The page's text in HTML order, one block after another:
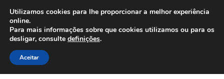
ENVIO a partir de 7 EUR
Seg-Sex, das 9h às 16h800 500 967
Ir
para
a
Saltar
para
o
Utilizamos cookies para lhe proporcionar a melhor experiência
online.
Para mais informações sobre que cookies utilizamos ou para os
desligar, consulte definições.
Aceitar